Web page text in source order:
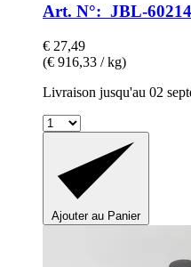
Art. N°: JBL-
€ 27,49
(€ 916,33 / kg)
Livraison jusqu'au 02
Ajouter au Panier